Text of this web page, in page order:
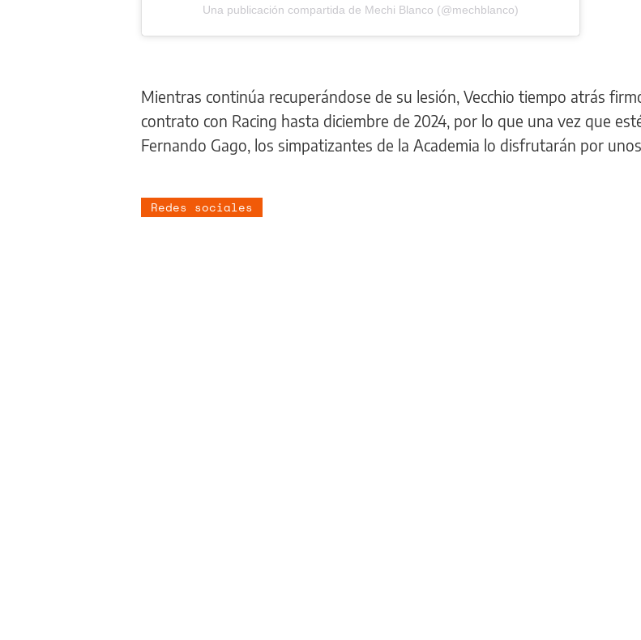
Una publicación compartida de Mechi Blanco (@mechblanco)
Mientras continúa recuperándose de su lesión, Vecchio tiempo atrás
contrato con Racing hasta diciembre de 2024, por lo que una vez que
Fernando Gago, los simpatizantes de la Academia lo disfrutarán por unos
Redes sociales